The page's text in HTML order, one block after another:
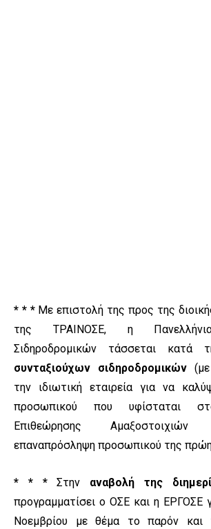
* * *Με επιστολή της προς της
της ΤΡΑΙΝΟΣΕ, η
Σιδηροδρομικών τάσσεται κατά
συνταξιούχων σιδηροδρομικών
την ιδιωτική εταιρεία για να
προσωπικού που υφίσταται
Επιθεώρησης
επαναπρόσληψη προσωπικού της
* * *Στην αναβολή της
προγραμματίσει ο ΟΣΕ και η ΕΡΓΟΣΕ
Νοεμβρίου με θέμα το παρόν